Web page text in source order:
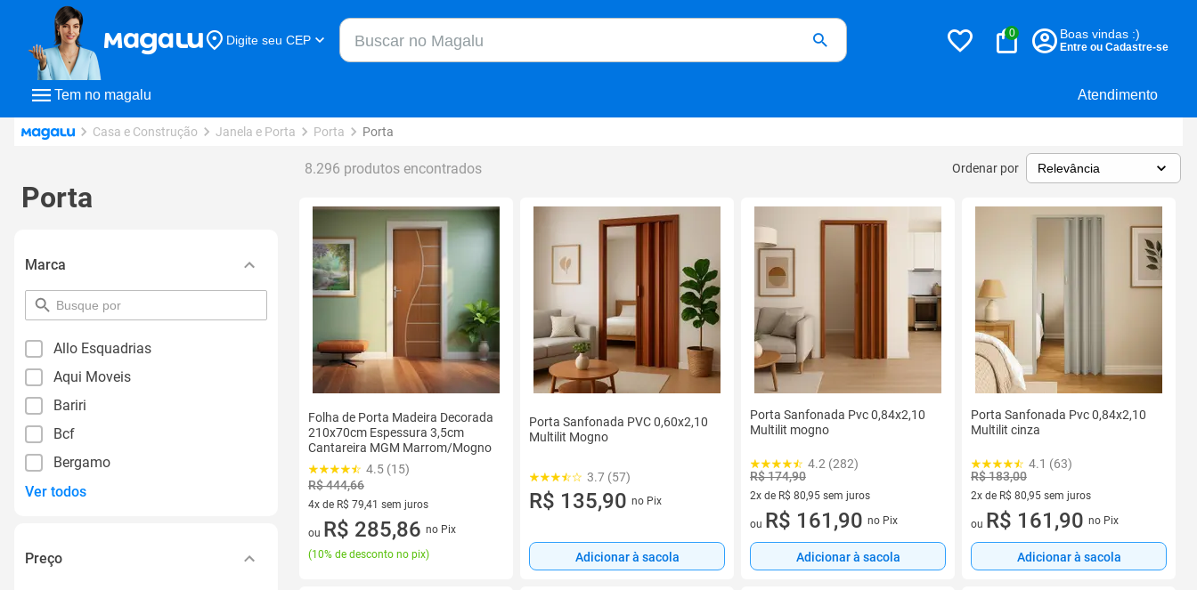
Tem no magalu Atendimento
Digite seu CEP
Buscar no Magalu
0 Boas vindas :)
Entre ou Cadastre-se
Casa e Construção Janela e Porta Porta Porta
Porta
Marca
pesquisar
por
Allo Esquadrias
Aqui Moveis
Bariri
Bcf
Bergamo
Ver todos
Preço
8.296 produtos encontrados Ordenar por
Folha de Porta Madeira Decorada
210x70cm Espessura 3,5cm
Cantareira MGM Marrom/Mogno
4.5 (15)
R$ 444,66
4x de R$ 79,41 sem juros
4 vez de R$ 79,41 sem juros
ou R$ 285,86 no Pix
(10% de desconto no pix)
Porta Sanfonada PVC 0,60x2,10
Multilit Mogno
3.7 (57)
R$ 135,90 no Pix
Adicionar à sacola
Porta Sanfonada Pvc 0,84x2,10
Multilit mogno
4.2 (282)
R$ 174,90
2x de R$ 80,95 sem juros
2 vez de R$ 80,95 sem juros
ou R$ 161,90 no Pix
Adicionar à sacola
Porta Sanfonada Pvc 0,84x2,10
Multilit cinza
4.1 (63)
R$ 183,00
2x de R$ 80,95 sem juros
2 vez de R$ 80,95 sem juros
ou R$ 161,90 no Pix
Adicionar à sacola